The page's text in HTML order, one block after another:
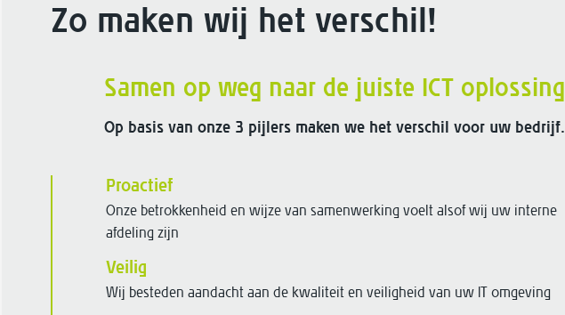
Zo maken wij het verschil!
Samen op weg naar de juiste ICT oplossing
Op basis van onze 3 pijlers maken we het verschil voor uw bedrijf.
Proactief
Onze betrokkenheid en wijze van samenwerking voelt alsof wij uw interne
afdeling zijn
Veilig
Wij besteden aandacht aan de kwaliteit en veiligheid van uw IT omgeving